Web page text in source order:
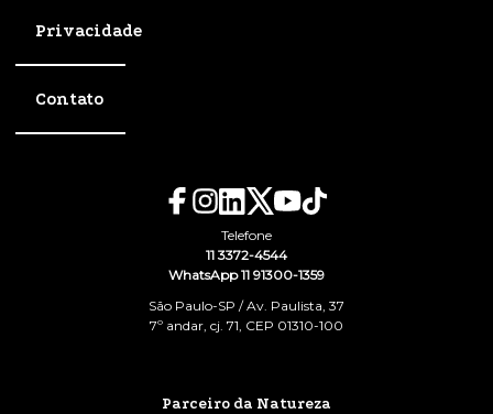
Privacidade
Contato
Telefone
11 3372-4544
WhatsApp 11 91300-1359
São Paulo-SP / Av. Paulista, 37
7º andar, cj. 71, CEP 01310-100
Parceiro da Natureza